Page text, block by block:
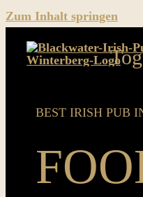
Zum Inhalt springen
Music
BEST IRISH PUB